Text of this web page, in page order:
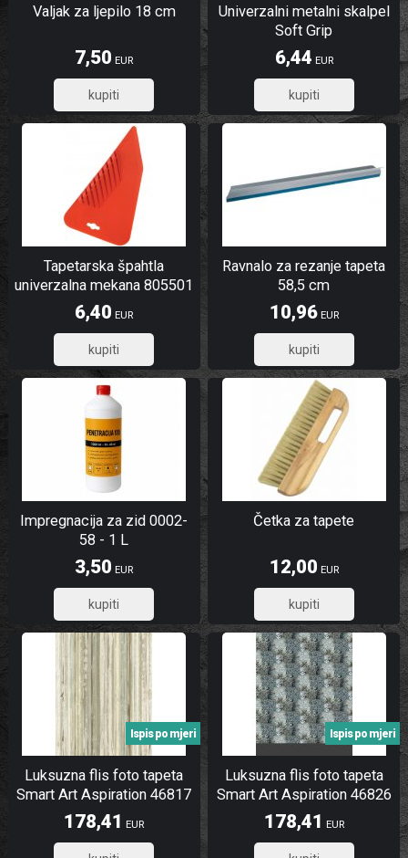
Valjak za ljepilo 18 cm
7,50 EUR
6,00
Univerzalni metalni skalpel
Soft Grip
6,44 EUR
5,15
Tapetarska špahtla
univerzalna mekana 805501
6,40 EUR
5,12
Ravnalo za rezanje tapeta
58,5 cm
10,96EUR
8,77
Impregnacija za zid 0002-
58 - 1 L
3,50 EUR
2,80
Četka za tapete
12,00 EUR
9,60
Luksuzna flis foto tapeta
Smart Art Aspiration 46817
| 212 x 340 cm | Ljepilo
besplatno
Ispis po mjeri
178,41 EUR
Luksuzna flis foto tapeta
Smart Art Aspiration 46826
| 212 x 340 cm | Ljepilo
besplatno
Ispis po mjeri
178,41 EUR